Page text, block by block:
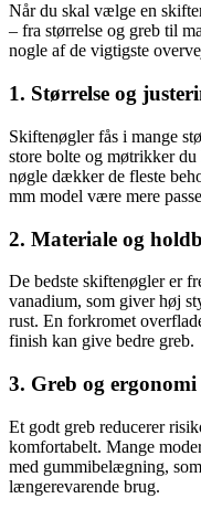
Når du skal vælge en
– fra størrelse og greb til
nogle af de vigtigste
1. Størrelse og
Skiftenøgler fås i mange
store bolte og møtrikker
nøgle dækker de fleste
mm model være mere
2. Materiale og
De bedste skiftenøgler er
vanadium, som giver høj
rust. En forkromet
finish kan give bedre greb.
3. Greb og ergonomi
Et godt greb reducerer
komfortabelt. Mange
med gummibelægning,
længerevarende brug.